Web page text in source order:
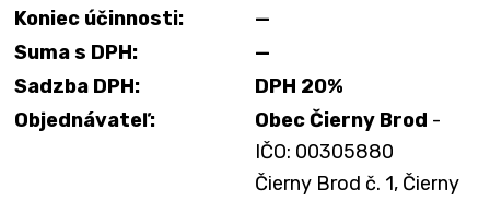
Koniec účinnosti:
—
Suma s DPH:
—
Sadzba DPH:
DPH 20%
Objednávateľ:
Obec Čierny Brod -
IČO: 00305880
Čierny Brod č. 1, Čierny